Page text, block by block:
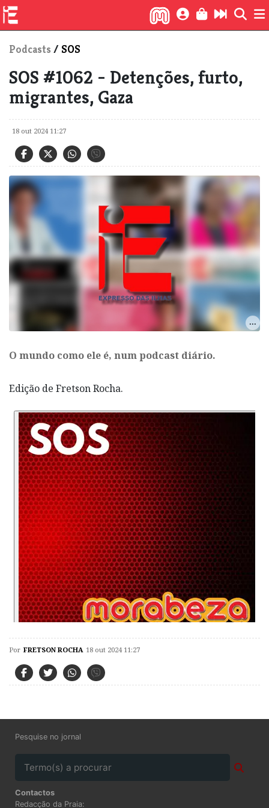
Podcasts / SOS
SOS #1062 - Detenções, furto,
migrantes, Gaza
18 out 2024 11:27
O mundo como ele é, num podcast diário.
Edição de Fretson Rocha.
Por FRETSON ROCHA 18 out 2024 11:27
Pesquise no jornal
Contactos
Redacção da Praia: